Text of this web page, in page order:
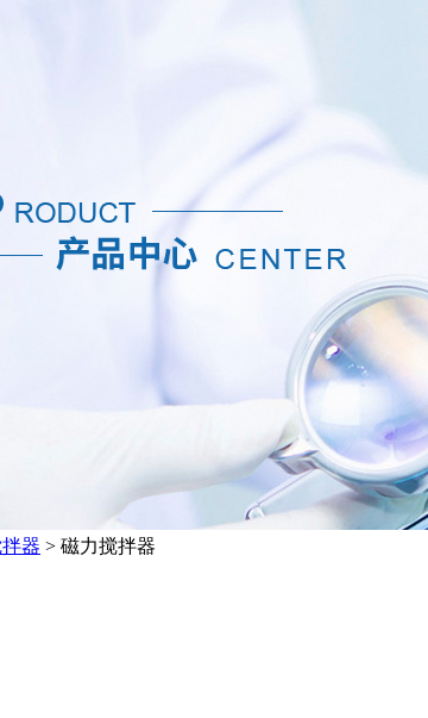
器 > 磁力搅拌器